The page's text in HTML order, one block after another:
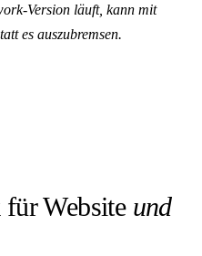
Version läuft, kann mit
es auszubremsen.
Website und